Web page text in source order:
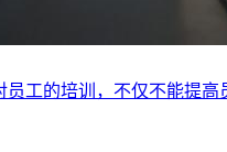
工的培训，不仅不能提